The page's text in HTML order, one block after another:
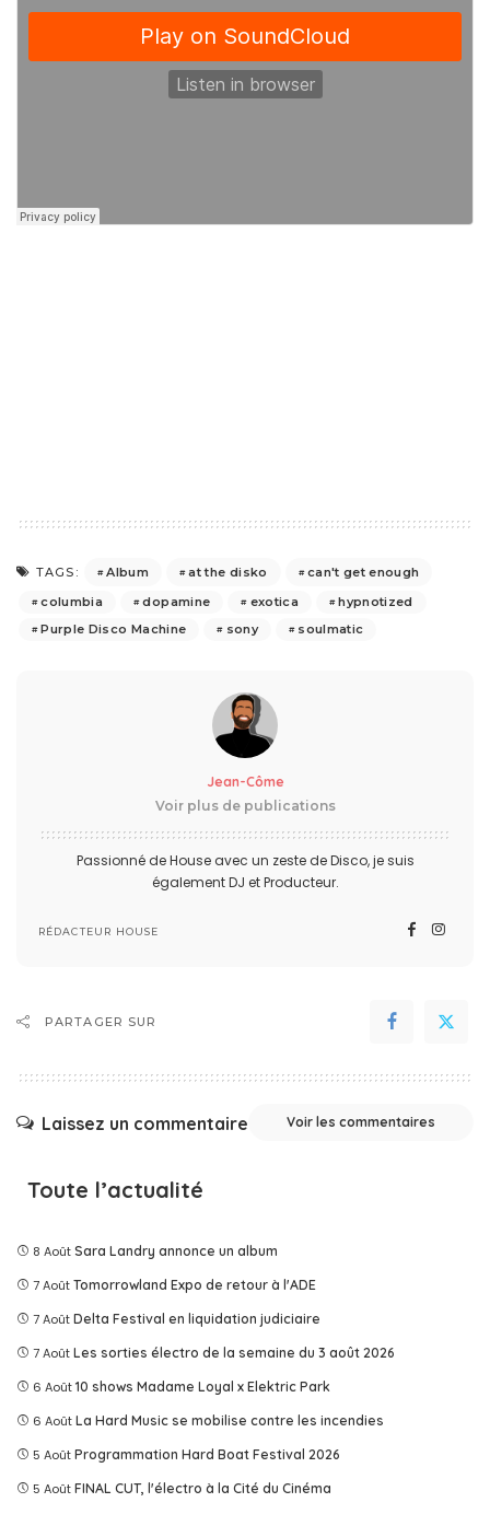
TAGS: Album at the disko
can't get enough
columbia
dopamine exotica
hypnotized
Purple Disco Machine
sony soulmatic
Jean-Côme
Voir plus de publications
Passionné de House avec un zeste de Disco, je suis
également DJ et Producteur.
RÉDACTEUR HOUSE
PARTAGER SUR
Laissez un commentaire Voir les commentaires
Toute l’actualité
8 Août Sara Landry annonce un album
7 Août Tomorrowland Expo de retour à l'ADE
7 Août Delta Festival en liquidation judiciaire
7 Août Les sorties électro de la semaine du 3 août 2026
6 Août 10 shows Madame Loyal x Elektric Park
6 Août La Hard Music se mobilise contre les incendies
5 Août Programmation Hard Boat Festival 2026
5 Août FINAL CUT, l'électro à la Cité du Cinéma